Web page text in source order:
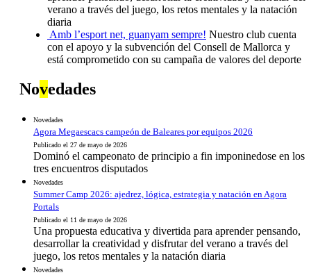
verano a través del juego, los retos mentales y la natación
diaria
Amb l’esport net, guanyam sempre! Nuestro club cuenta
con el apoyo y la subvención del Consell de Mallorca y
está comprometido con su campaña de valores del deporte
Novedades
Novedades
Agora Megaescacs campeón de Baleares por equipos 2026
Publicado el 27 de mayo de 2026
Dominó el campeonato de principio a fin imponinedose en los
tres encuentros disputados
Novedades
Summer Camp 2026: ajedrez, lógica, estrategia y natación en Agora
Portals
Publicado el 11 de mayo de 2026
Una propuesta educativa y divertida para aprender pensando,
desarrollar la creatividad y disfrutar del verano a través del
juego, los retos mentales y la natación diaria
Novedades